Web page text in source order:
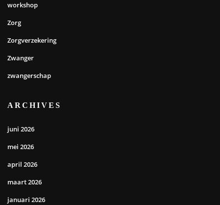
workshop
Zorg
Zorgverzekering
Zwanger
zwangerschap
ARCHIVES
juni 2026
mei 2026
april 2026
maart 2026
januari 2026